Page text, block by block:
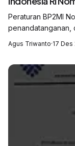
Peraturan BP2MI
penandatanganan,
kejelasan hak dan
Agus Triwanto·17